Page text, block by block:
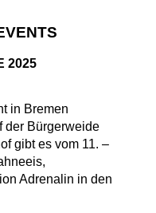
2025
in Bremen
der Bürgerweide
gibt es vom 11. –
Adrenalin in den